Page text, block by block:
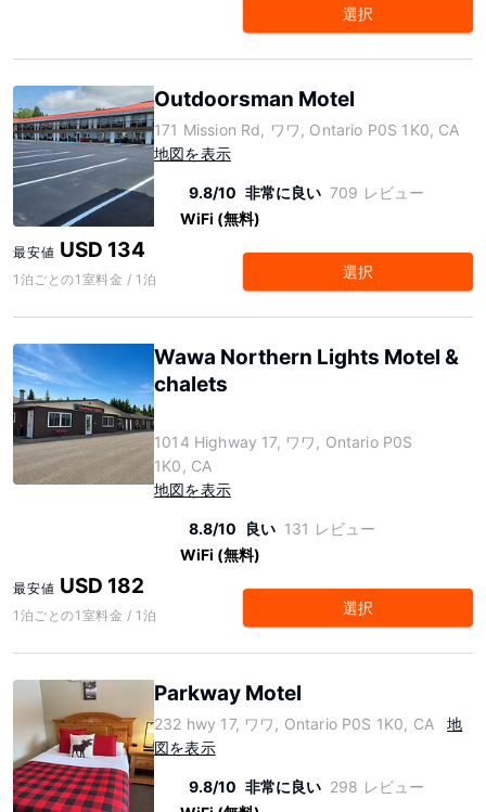
選択
Outdoorsman Motel
171 Mission Rd, ワワ, Ontario P0S 1K0, CA
地図を表示
9.8/10 非常に良い 709 レビュー
WiFi (無料)
最安値 USD 134
1泊ごとの1室料金 / 1泊 選択
Wawa Northern Lights Motel &
chalets
1014 Highway 17, ワワ, Ontario P0S
1K0, CA
地図を表示
8.8/10 良い 131 レビュー
WiFi (無料)
最安値 USD 182
1泊ごとの1室料金 / 1泊 選択
Parkway Motel
232 hwy 17, ワワ, Ontario P0S 1K0, CA
地
図を表示
9.8/10 非常に良い 298 レビュー